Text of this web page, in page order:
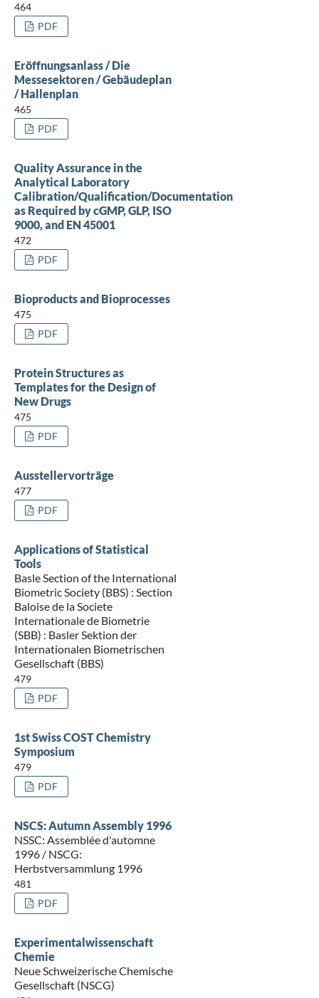
464
PDF
Eröffnungsanlass / Die
Messesektoren / Gebäudeplan
/ Hallenplan
465
PDF
Quality Assurance in the
Analytical Laboratory
Calibration/Qualification/Documentation
as Required by cGMP, GLP, ISO
9000, and EN 45001
472
PDF
Bioproducts and Bioprocesses
475
PDF
Protein Structures as
Templates for the Design of
New Drugs
475
PDF
Ausstellervorträge
477
PDF
Applications of Statistical
Tools
Basle Section of the International
Biometric Society (BBS) : Section
Baloise de la Societe
Internationale de Biometrie
(SBB) : Basler Sektion der
Internationalen Biometrischen
Gesellschaft (BBS)
479
PDF
1st Swiss COST Chemistry
Symposium
479
PDF
NSCS: Autumn Assembly 1996
NSSC: Assemblée d'automne
1996 / NSCG:
Herbstversammlung 1996
481
PDF
Experimentalwissenschaft
Chemie
Neue Schweizerische Chemische
Gesellschaft (NSCG)